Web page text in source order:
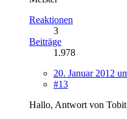
Reaktionen
3
Beiträge
1.978
20. Januar 2012
#13
Hallo, Antwort von Tobit